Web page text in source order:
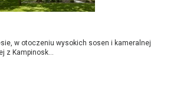
w otoczeniu wysokich sosen i kameralnej
z Kampinosk...